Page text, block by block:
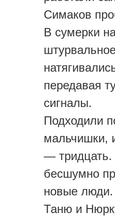
Симаков
В сумерки
передавая
сигналы.
Подходили
мальчишки,
— тридцать.
бесшумно
новые люди.
Таню и